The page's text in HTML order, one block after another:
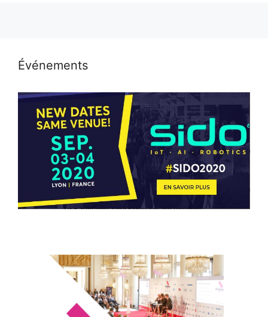
Événements